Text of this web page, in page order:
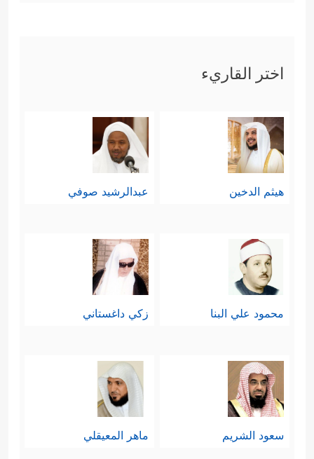
اختر القاريء
هيثم الدخين عبدالرشيد صوفي
محمود علي البنا زكي داغستاني
سعود الشريم ماهر المعيقلي